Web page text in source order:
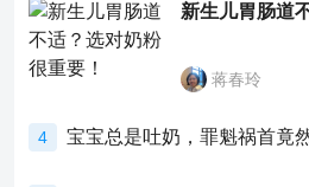
新生儿胃肠道
蒋春玲
4 宝宝总是吐奶，罪魁祸首竟